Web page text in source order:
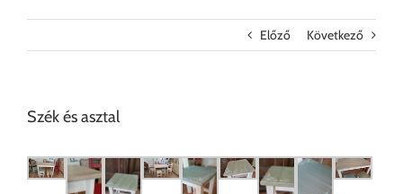
Előző Következő
Szék és asztal